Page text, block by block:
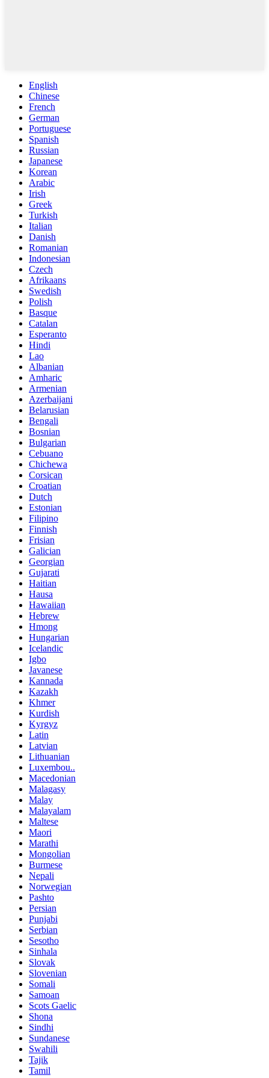
English
Chinese
French
German
Portuguese
Spanish
Russian
Japanese
Korean
Arabic
Irish
Greek
Turkish
Italian
Danish
Romanian
Indonesian
Czech
Afrikaans
Swedish
Polish
Basque
Catalan
Esperanto
Hindi
Lao
Albanian
Amharic
Armenian
Azerbaijani
Belarusian
Bengali
Bosnian
Bulgarian
Cebuano
Chichewa
Corsican
Croatian
Dutch
Estonian
Filipino
Finnish
Frisian
Galician
Georgian
Gujarati
Haitian
Hausa
Hawaiian
Hebrew
Hmong
Hungarian
Icelandic
Igbo
Javanese
Kannada
Kazakh
Khmer
Kurdish
Kyrgyz
Latin
Latvian
Lithuanian
Luxembou..
Macedonian
Malagasy
Malay
Malayalam
Maltese
Maori
Marathi
Mongolian
Burmese
Nepali
Norwegian
Pashto
Persian
Punjabi
Serbian
Sesotho
Sinhala
Slovak
Slovenian
Somali
Samoan
Scots Gaelic
Shona
Sindhi
Sundanese
Swahili
Tajik
Tamil